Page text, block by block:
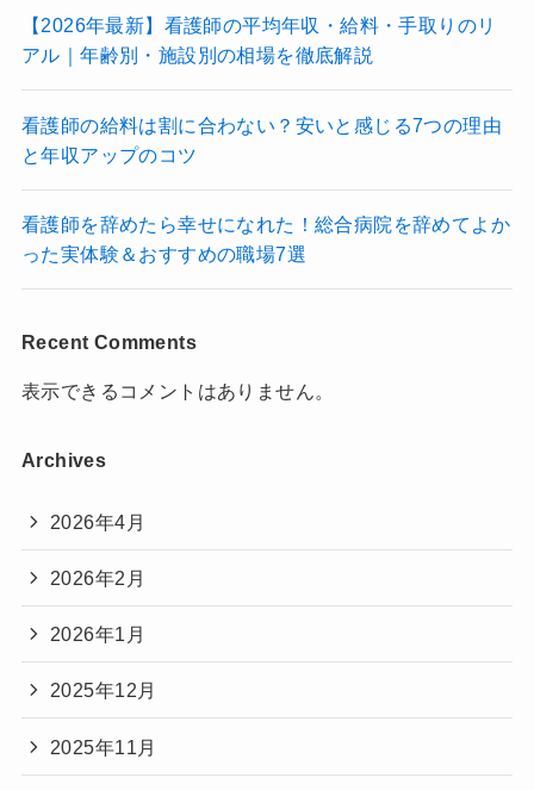
【2026年最新】看護師の平均年収・給料・手取りのリ
アル｜年齢別・施設別の相場を徹底解説
看護師の給料は割に合わない？安いと感じる7つの理由
と年収アップのコツ
看護師を辞めたら幸せになれた！総合病院を辞めてよか
った実体験＆おすすめの職場7選
Recent Comments
表示できるコメントはありません。
Archives
2026年4月
2026年2月
2026年1月
2025年12月
2025年11月